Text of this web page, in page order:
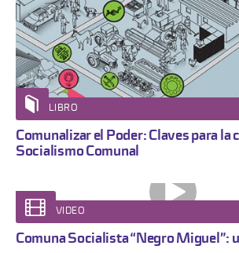
LIBRO
Comunalizar el Poder: Claves para la
Socialismo Comunal
VIDEO
Comuna Socialista “Negro Miguel”: